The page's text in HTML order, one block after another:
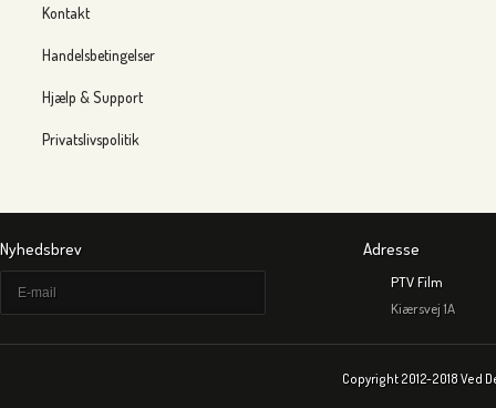
Kontakt
Handelsbetingelser
Hjælp & Support
Privatslivspolitik
Nyhedsbrev Adresse
PTV Film
Kiærsvej 1A
Copyright 2012-2018 Ved